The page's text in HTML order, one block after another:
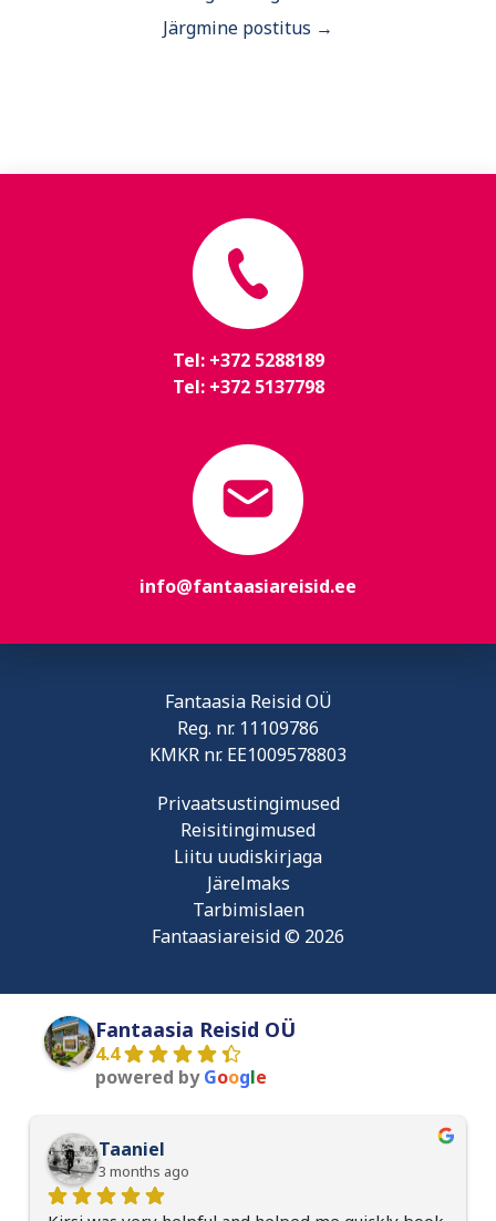
Järgmine postitus →
Tel: +372 5288189
Tel: +372 5137798
info@fantaasiareisid.ee
Fantaasia Reisid OÜ
Reg. nr. 11109786
KMKR nr. EE1009578803
Fantaasiareisid © 2026
Privaatsustingimused
Reisitingimused
Liitu uudiskirjaga
Järelmaks
Tarbimislaen
Fantaasia Reisid OÜ
4.4
powered byGoogle
Taaniel
3 months ago